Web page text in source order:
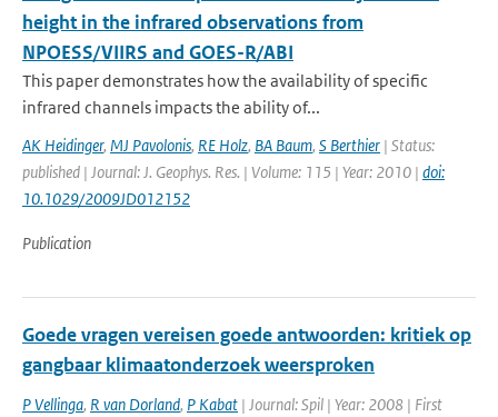
height in the infrared observations from
NPOESS/VIIRS and GOES-R/ABI
This paper demonstrates how the availability of specific
infrared channels impacts the ability of...
AK Heidinger, MJ Pavolonis, RE Holz, BA Baum, S Berthier | Status:
published | Journal: J. Geophys. Res. | Volume: 115 | Year: 2010 | doi:
10.1029/2009JD012152
Publication
Goede vragen vereisen goede antwoorden: kritiek op
gangbaar klimaatonderzoek weersproken
P Vellinga, R van Dorland, P Kabat | Journal: Spil | Year: 2008 | First